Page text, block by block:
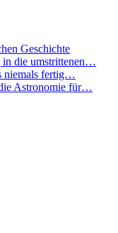
Geschichte
in die umstrittenen…
niemals fertig…
Astronomie für…